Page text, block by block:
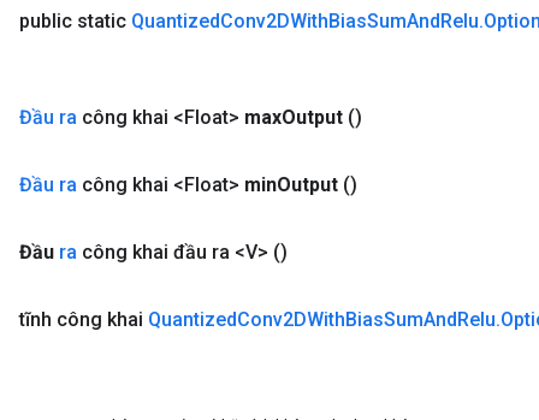
public static QuantizedConv2DWithBiasSumAndRelu.
Đầu ra công khai <Float> maxOutput ()
Đầu ra công khai <Float> minOutput ()
Đầu ra công khai đầu ra <V> ()
tĩnh công khai QuantizedConv2DWithBiasSumAndRelu.